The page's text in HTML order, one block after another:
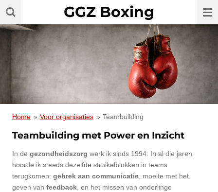
Ga
naar
hoofdinhoud
GGZ Boxing
Home » Voor organisaties » Teambuilding
Teambuilding met Power en Inzicht
In de gezondheidszorg werk ik sinds 1994. In al die jaren
hoorde ik steeds dezelfde struikelblokken in teams
terugkomen: gebrek aan communicatie , moeite met het
geven van feedback , en het missen van onderlinge